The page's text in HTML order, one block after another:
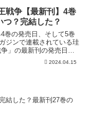
戦争【最新刊】4巻
つ？完結した？
巻の発売日、そして5巻
ジンで連載されている珪
」の最新刊の発売日は
2024.04.15
結した？最新刊27巻の